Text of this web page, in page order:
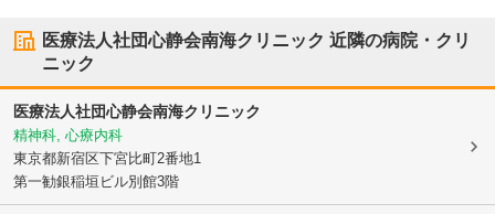
医療法人社団心静会南海クリニック 近隣の病院・クリ
ニック
医療法人社団心静会南海クリニック
精神科, 心療内科
東京都新宿区下宮比町2番地1
第一勧銀稲垣ビル別館3階